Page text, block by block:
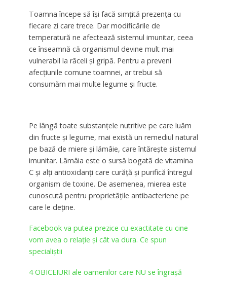
Toamna începe să își facă simțită prezența cu
fiecare zi care trece. Dar modificările de
temperatură ne afectează sistemul imunitar, ceea
ce înseamnă că organismul devine mult mai
vulnerabil la răceli și gripă. Pentru a preveni
afecțiunile comune toamnei, ar trebui să
consumăm mai multe legume și fructe.
Pe lângă toate substanțele nutritive pe care luăm
din fructe și legume, mai există un remediul natural
pe bază de miere și lămâie, care întărește sistemul
imunitar. Lămâia este o sursă bogată de vitamina
C și alți antioxidanți care curăță și purifică întregul
organism de toxine. De asemenea, mierea este
cunoscută pentru proprietățile antibacteriene pe
care le deține.
Facebook va putea prezice cu exactitate cu cine
vom avea o relaţie și cât va dura. Ce spun
specialiștii
4 OBICEIURI ale oamenilor care NU se îngrașă